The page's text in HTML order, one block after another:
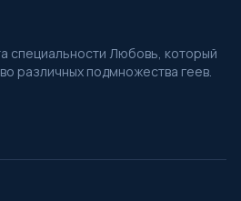
специальности Любовь, который
различных подмножества геев.